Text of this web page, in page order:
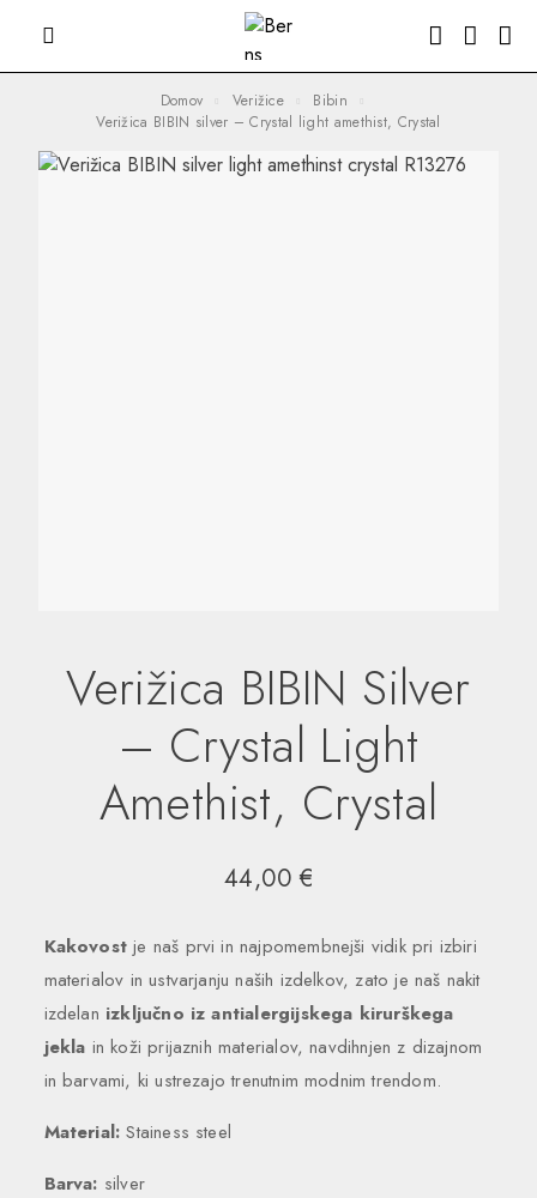
Domov Verižice
Bibin
Verižica BIBIN silver – Crystal light amethist, Crystal
Verižica BIBIN Silver
– Crystal Light
Amethist, Crystal
44,00 €
Kakovost je naš prvi in ​​najpomembnejši vidik pri izbiri
materialov in ustvarjanju naših izdelkov, zato je naš nakit
izdelan izključno iz antialergijskega kirurškega
jekla in koži prijaznih materialov, navdihnjen z dizajnom
in barvami, ki ustrezajo trenutnim modnim trendom.
Material:Stainess steel
Barva: silver